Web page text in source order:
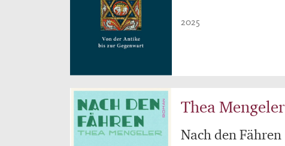
2025
Thea Mengeler
Nach den Fähren